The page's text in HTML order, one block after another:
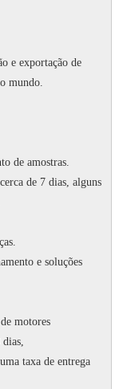
e exportação de
mundo.
de amostras.
de 7 dias, alguns
e soluções
motores
taxa de entrega